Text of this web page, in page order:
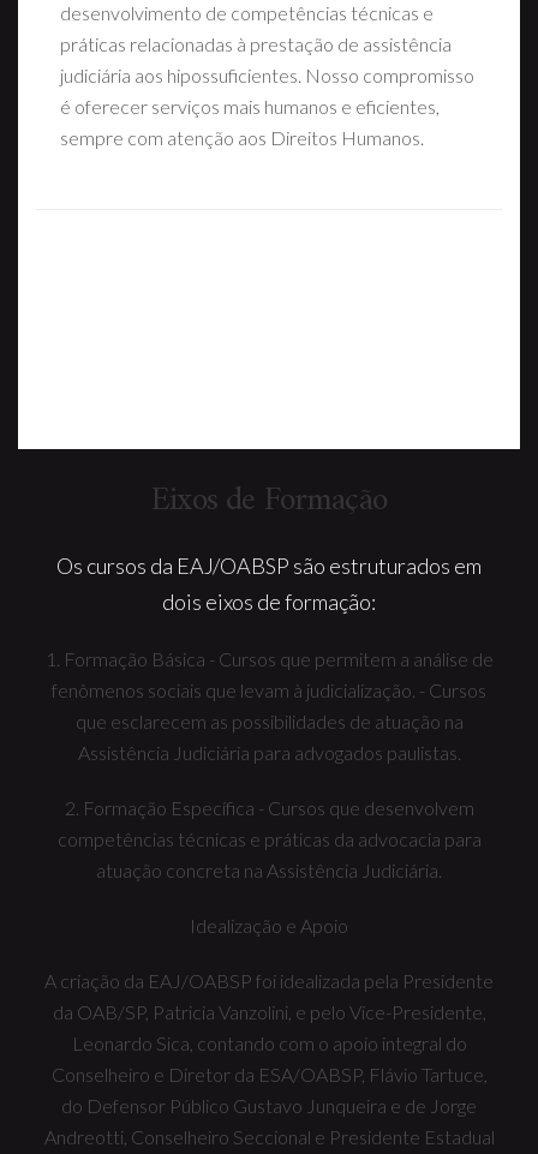
desenvolvimento de competências técnicas e
práticas relacionadas à prestação de assistência
judiciária aos hipossuficientes. Nosso compromisso
é oferecer serviços mais humanos e eficientes,
sempre com atenção aos Direitos Humanos.
Eixos de Formação
Os cursos da EAJ/OABSP são estruturados em
dois eixos de formação:
1. Formação Básica - Cursos que permitem a análise de
fenômenos sociais que levam à judicialização. - Cursos
que esclarecem as possibilidades de atuação na
Assistência Judiciária para advogados paulistas.
2. Formação Específica - Cursos que desenvolvem
competências técnicas e práticas da advocacia para
atuação concreta na Assistência Judiciária.
Idealização e Apoio
A criação da EAJ/OABSP foi idealizada pela Presidente
da OAB/SP, Patricia Vanzolini, e pelo Vice-Presidente,
Leonardo Sica, contando com o apoio integral do
Conselheiro e Diretor da ESA/OABSP, Flávio Tartuce,
do Defensor Público Gustavo Junqueira e de Jorge
Andreotti, Conselheiro Seccional e Presidente Estadual